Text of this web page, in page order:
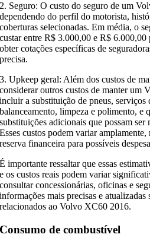
2. Seguro: O custo do seguro de um
dependendo do perfil do motorista,
coberturas selecionadas. Em média, o
custar entre R$ 3.000,00 e R$ 6.000,00
obter cotações específicas de
precisa.
3. Upkeep geral: Além dos custos de
considerar outros custos de manter um
incluir a substituição de pneus, serviços
balanceamento, limpeza e polimento, e
substituições adicionais que possam ser
Esses custos podem variar
reserva financeira para possíveis
É importante ressaltar que essas
e os custos reais podem variar
consultar concessionárias, oficinas e
informações mais precisas e atualizadas
relacionados ao Volvo XC60 2016.
Consumo de combustível